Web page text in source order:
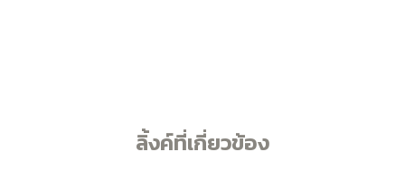
ลิ้งค์ที่เกี่ยวข้อง